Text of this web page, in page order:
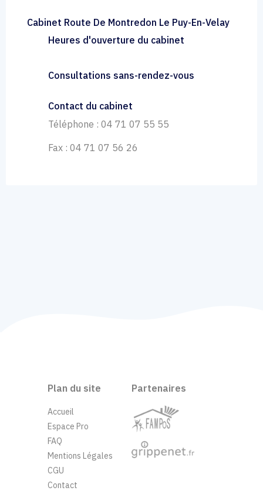
Cabinet Route De Montredon Le Puy-En-Velay
Heures d'ouverture du cabinet
Consultations sans-rendez-vous
Contact du cabinet
Téléphone : 04 71 07 55 55
Fax : 04 71 07 56 26
Plan du site
Accueil
Espace Pro
FAQ
Mentions Légales
CGU
Contact
Partenaires